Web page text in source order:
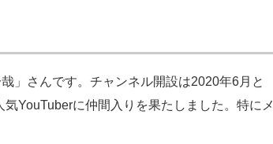
」さんです。チャンネル開設は2020年6月と
YouTuberに仲間入りを果たしました。特にメ